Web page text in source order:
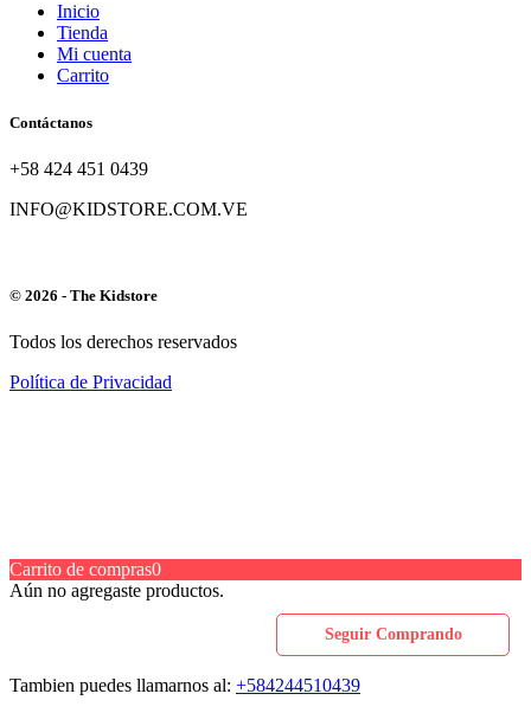
Inicio
Tienda
Mi cuenta
Carrito
Contáctanos
+58 424 451 0439
INFO@KIDSTORE.COM.VE
© 2026 - The Kidstore
Todos los derechos reservados
Política de Privacidad
Carrito de compras0
Aún no agregaste productos.
Seguir Comprando
Tambien puedes llamarnos al: +584244510439